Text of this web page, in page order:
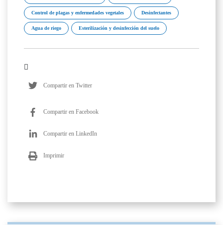
Control de plagas y enfermedades vegetales Desinfectantes
Agua de riego Esterilización y desinfección del suelo
Compartir en Twitter
Compartir en Facebook
Compartir en LinkedIn
Imprimir